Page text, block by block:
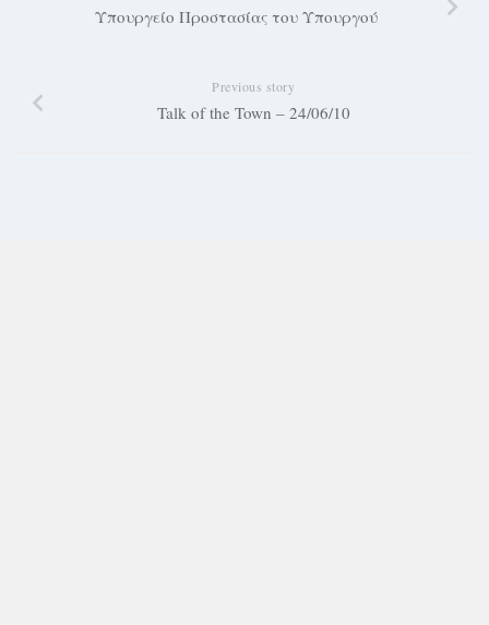
Υπουργείο Προστασίας του Υπουργού
Previous story
Talk of the Town – 24/06/10